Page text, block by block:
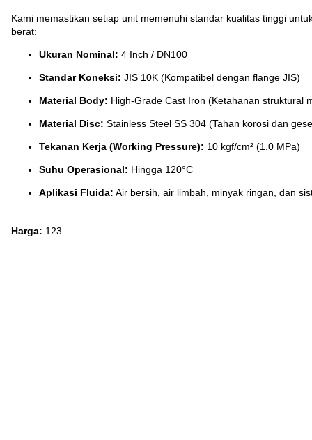
Kami memastikan setiap unit memenuhi standar kualitas tinggi
berat:
Ukuran Nominal: 4 Inch / DN100
Standar Koneksi: JIS 10K (Kompatibel dengan flange JIS)
Material Body: High-Grade Cast Iron (Ketahanan struktural
Material Disc: Stainless Steel SS 304 (Tahan korosi dan
Tekanan Kerja (Working Pressure): 10 kgf/cm² (1.0 MPa)
Suhu Operasional: Hingga 120°C
Aplikasi Fluida: Air bersih, air limbah, minyak ringan, dan
Harga: 123